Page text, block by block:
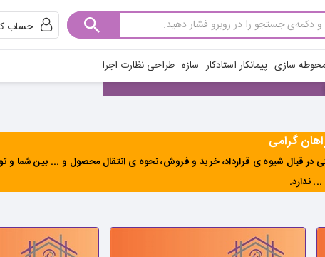
حساب
سازی پیمانکار استادکار سازه طراحی نظارت اجرا
گرامی
قبال شیوه ی قرارداد، خرید و فروش، نحوه ی انتقال محصول و ... بین شما و
... ندارد.